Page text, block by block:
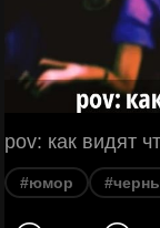
pov: как видят
#юмор